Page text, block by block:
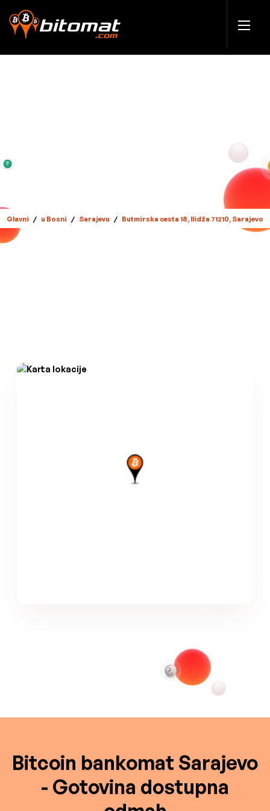
Glavni / u Bosni / Sarajevu / Butmirska cesta 18, Ilidža 71210, Sarajevo
Bitcoin bankomat Sarajevo
- Gotovina dostupna